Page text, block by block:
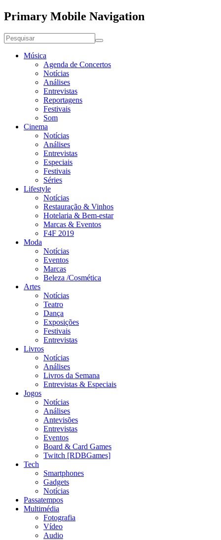
Primary Mobile Navigation
Música
Agenda de Concertos
Notícias
Análises
Entrevistas
Reportagens
Festivais
Som
Cinema
Notícias
Análises
Entrevistas
Especiais
Festivais
Séries
Lifestyle
Notícias
Restauração & Vinhos
Hotelaria & Bem-estar
Marcas & Eventos
F4F 2019
Moda
Notícias
Eventos
Marcas
Beleza /Cosmética
Artes
Notícias
Teatro
Dança
Exposições
Festivais
Entrevistas
Livros
Notícias
Análises
Livros da Semana
Entrevistas & Especiais
Jogos
Notícias
Análises
Antevisões
Entrevistas
Eventos
Board & Card Games
Twitch [RDBGames]
Tech
Smartphones
Gadgets
Notícias
Passatempos
Multimédia
Fotografia
Vídeo
Audio